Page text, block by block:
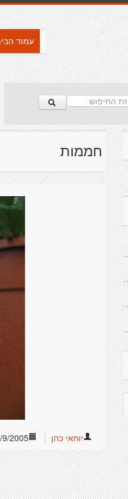
עמוד
חממות
9/2005 יוחאי כהן